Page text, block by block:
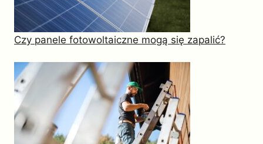
Czy panele fotowoltaiczne mogą się zapalić?